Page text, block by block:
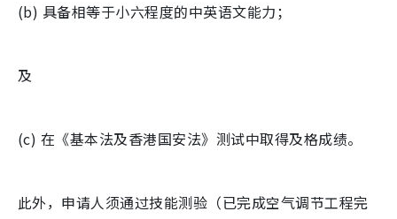
(b) 具备相等于小六程度的中英语文能力；
及
(c) 在《基本法及香港国安法》测试中取得及格成绩。
此外，申请人须通过技能测验（已完成空气调节工程完